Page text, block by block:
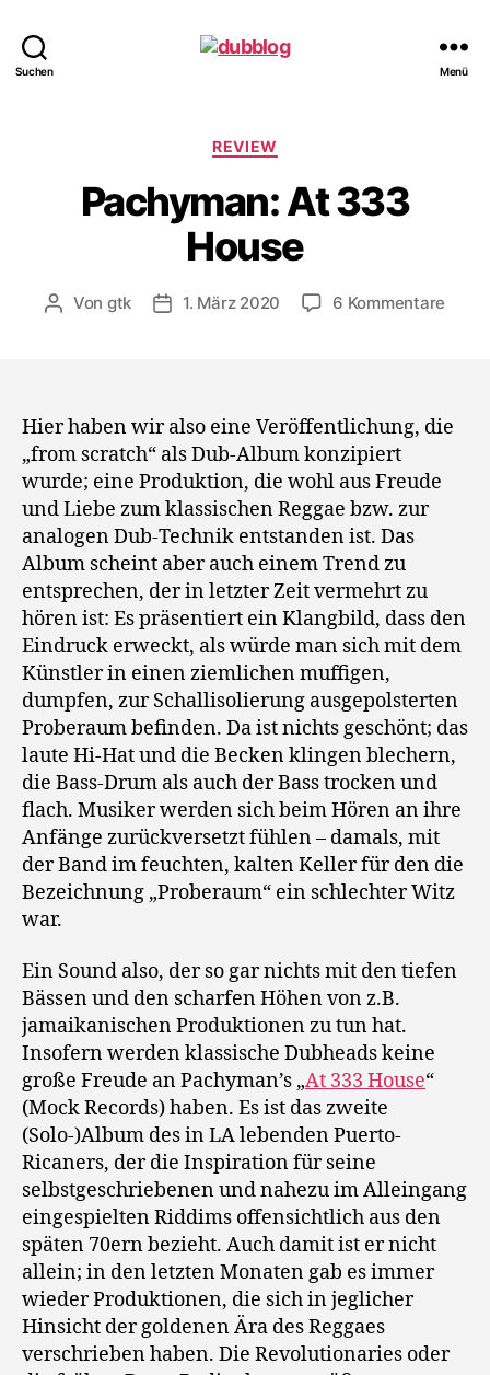
Suchen Menü
Kategorien
REVIEW
Pachyman: At 333
House
Beitragsautor
Von gtk Veröffentlichungsdatum
1. März 2020 6 Kommentare
Hier haben wir also eine Veröffentlichung, die
„from scratch“ als Dub-Album konzipiert
wurde; eine Produktion, die wohl aus Freude
und Liebe zum klassischen Reggae bzw. zur
analogen Dub-Technik entstanden ist. Das
Album scheint aber auch einem Trend zu
entsprechen, der in letzter Zeit vermehrt zu
hören ist: Es präsentiert ein Klangbild, dass den
Eindruck erweckt, als würde man sich mit dem
Künstler in einen ziemlichen muffigen,
dumpfen, zur Schallisolierung ausgepolsterten
Proberaum befinden. Da ist nichts geschönt; das
laute Hi-Hat und die Becken klingen blechern,
die Bass-Drum als auch der Bass trocken und
flach. Musiker werden sich beim Hören an ihre
Anfänge zurückversetzt fühlen – damals, mit
der Band im feuchten, kalten Keller für den die
Bezeichnung „Proberaum“ ein schlechter Witz
war.
Ein Sound also, der so gar nichts mit den tiefen
Bässen und den scharfen Höhen von z.B.
jamaikanischen Produktionen zu tun hat.
Insofern werden klassische Dubheads keine
große Freude an Pachyman’s „At 333 House“
(Mock Records) haben. Es ist das zweite
(Solo-)Album des in LA lebenden Puerto-
Ricaners, der die Inspiration für seine
selbstgeschriebenen und nahezu im Alleingang
eingespielten Riddims offensichtlich aus den
späten 70ern bezieht. Auch damit ist er nicht
allein; in den letzten Monaten gab es immer
wieder Produktionen, die sich in jeglicher
Hinsicht der goldenen Ära des Reggaes
verschrieben haben. Die Revolutionaries oder